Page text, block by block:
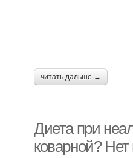
читать дальше →
Диета при
коварной?